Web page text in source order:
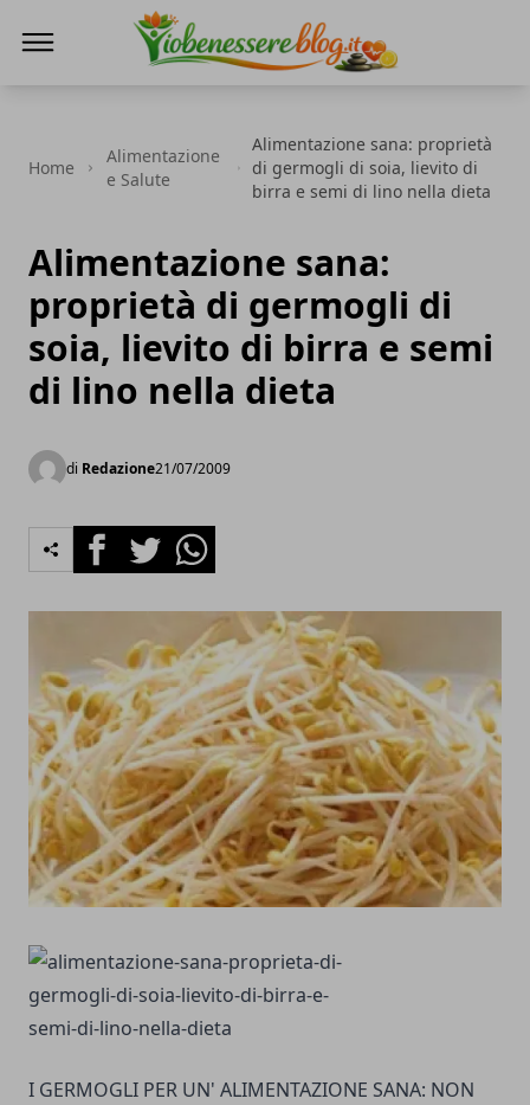
Home
Alimentazione
e Salute
Alimentazione sana: proprietà
di germogli di soia, lievito di
birra e semi di lino nella dieta
Alimentazione sana:
proprietà di germogli di
soia, lievito di birra e semi
di lino nella dieta
di Redazione21/07/2009
FacebookTwitterWhatsapp
I GERMOGLI PER UN' ALIMENTAZIONE SANA: NON